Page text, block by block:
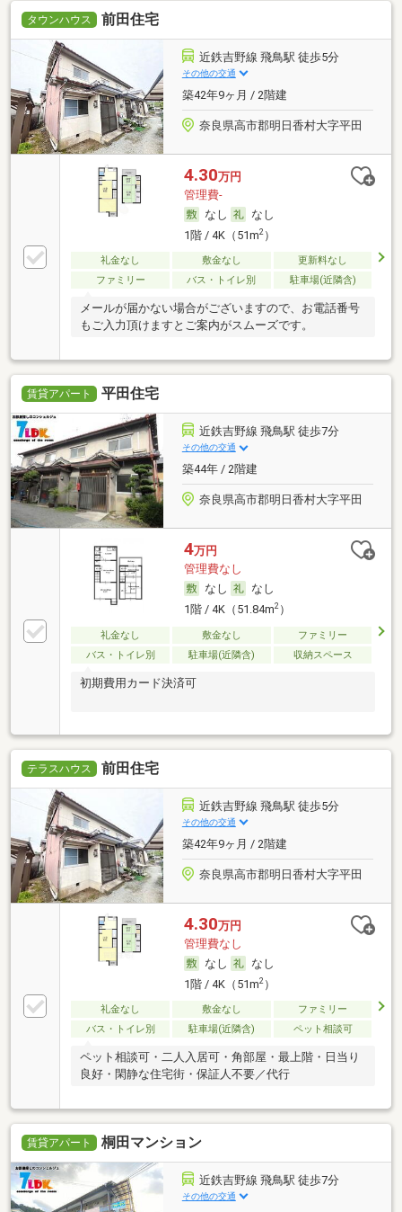
タウンハウス 前田住宅
近鉄吉野線 飛鳥駅 徒歩5分
その他の交通
築42年9ヶ月 / 2階建
奈良県高市郡明日香村大字平田
4.30万円
管理費-
なし
なし
1階 / 4K（51m2）
礼金なし 敷金なし
更新料なし
ファミリー
バス・トイレ別 駐車場(近隣含)
メールが届かない場合がございますので、お電話番号
もご入力頂けますとご案内がスムーズです。
賃貸アパート 平田住宅
近鉄吉野線 飛鳥駅 徒歩7分
その他の交通
築44年 / 2階建
奈良県高市郡明日香村大字平田
4万円
管理費なし
なし
なし
1階 / 4K（51.84m2）
礼金なし 敷金なし
ファミリー
バス・トイレ別
駐車場(近隣含) 収納スペース
初期費用カード決済可
テラスハウス 前田住宅
近鉄吉野線 飛鳥駅 徒歩5分
その他の交通
築42年9ヶ月 / 2階建
奈良県高市郡明日香村大字平田
4.30万円
管理費なし
なし
なし
1階 / 4K（51m2）
礼金なし 敷金なし
ファミリー
バス・トイレ別
駐車場(近隣含) ペット相談可
ペット相談可・二人入居可・角部屋・最上階・日当り
良好・閑静な住宅街・保証人不要／代行
賃貸アパート 桐田マンション
近鉄吉野線 飛鳥駅 徒歩7分
その他の交通